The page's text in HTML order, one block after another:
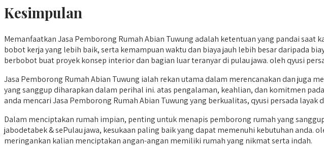
Kesimpulan
Memanfaatkan Jasa Pemborong Rumah Abian Tuwung adalah ketentuan yang pandai
bobot kerja yang lebih baik, serta kemampuan waktu dan biaya jauh lebih besar daripada
berbobot buat proyek konsep interior dan bagian luar teranyar di pulau jawa. oleh qyusi
Jasa Pemborong Rumah Abian Tuwung ialah rekan utama dalam merencanakan dan juga
yang sanggup diharapkan dalam perihal ini. atas pengalaman, keahlian, dan komitmen
anda mencari Jasa Pemborong Rumah Abian Tuwung yang berkualitas, qyusi persada
Dalam menciptakan rumah impian, penting untuk menapis pemborong rumah yang
jabodetabek & sePulau jawa, kesukaan paling baik yang dapat memenuhi kebutuhan anda.
meringankan kalian menciptakan angan-angan memiliki rumah yang nikmat serta indah.